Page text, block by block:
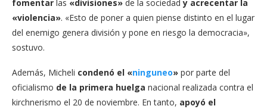
fomentar las «divisiones» de la sociedady acrecentar la
«violencia». «Esto de poner a quien piense distinto en el lugar
del enemigo genera división y pone en riesgo la democracia»,
sostuvo.
Además, Micheli condenó el «ninguneo» por parte del
oficialismo de la primera huelga nacional realizada contra el
kirchnerismo el 20 de noviembre. En tanto, apoyó el